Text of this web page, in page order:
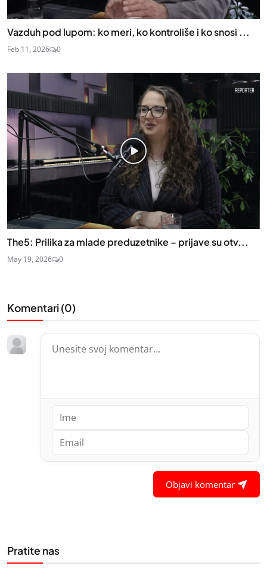
Vazduh pod lupom: ko meri, ko kontroliše i ko snosi ...
Feb 11, 2026 0
The5: Prilika za mlade preduzetnike – prijave su otv...
May 19, 2026 0
Komentari (0)
Objavi komentar
Pratite nas